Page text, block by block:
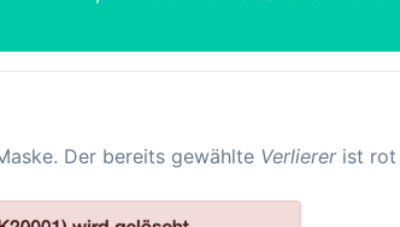
Der bereits gewählte Verliererist rot